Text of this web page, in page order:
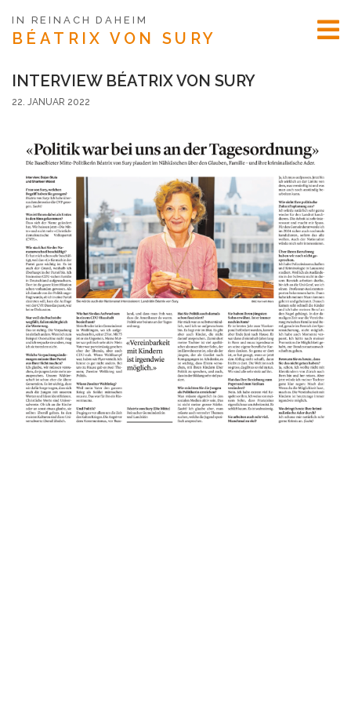
IN REINACH DAHEIM
BÉATRIXVON SURY
INTERVIEW BÉATRIX VON SURY
22. JANUAR 2022